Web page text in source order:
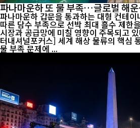
파나마운하 또 물 부족…글로벌 해
파나마운하 갑문을 통과하는 대형 컨테
따른 담수 부족으로 선박 최대 흘수 제한
시장과 공급망에 미칠 영향이 주목되고 있
터내셔널포커스] 세계 해상 물류의 핵심
물 부족 문제에 ...